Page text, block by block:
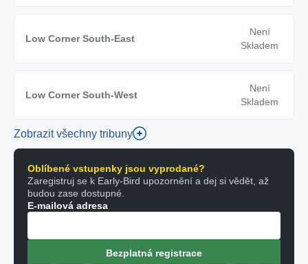
Low Corner South-East
Není
Skladem
Low Corner South-West
Není
Skladem
Zobrazit všechny tribuny
Oblíbené vstupenky jsou vyprodané?
Zaregistruj se k Early-Bird upozornění a dej si vědět, až
budou zase dostupné.
E-mailová adresa
Bezplatná registrace